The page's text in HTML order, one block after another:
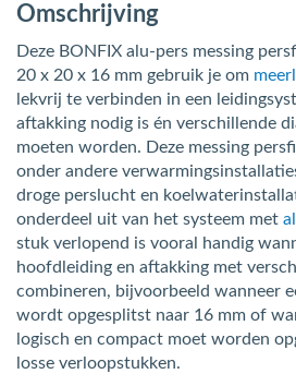
Omschrijving
Deze BONFIX alu-pers messing
20 x 20 x 16 mm gebruik je om
lekvrij te verbinden in een
aftakking nodig is én verschillende
moeten worden. Deze messing
onder andere
droge perslucht en
onderdeel uit van het systeem met
stuk verlopend is vooral handig
hoofdleiding en aftakking met
combineren, bijvoorbeeld wanneer
wordt opgesplitst naar 16 mm of
logisch en compact moet worden
losse verloopstukken.